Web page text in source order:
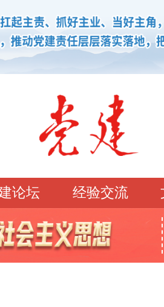
论坛 经验交流
理论强党 党建论
学史明理 经典常